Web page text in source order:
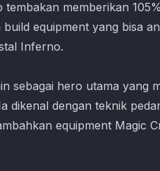
tembakan memberikan
equipment yang bisa
Inferno.
sebagai hero utama yang
dikenal dengan teknik
equipment Magic